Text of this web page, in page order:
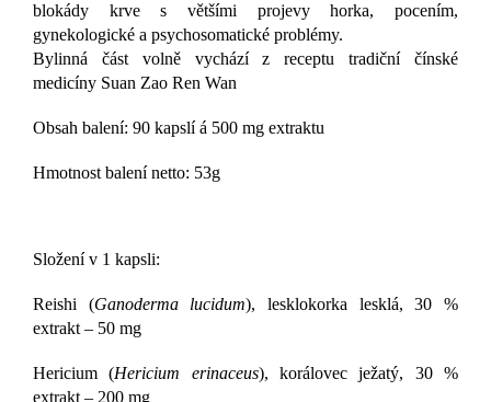
blokády krve s většími projevy horka, pocením,
gynekologické a psychosomatické problémy.
Bylinná část volně vychází z receptu tradiční čínské
medicíny Suan Zao Ren Wan
Obsah balení: 90 kapslí á 500 mg extraktu
Hmotnost balení netto: 53g
Složení v 1 kapsli:
Reishi (Ganoderma lucidum), lesklokorka lesklá, 30 %
extrakt – 50 mg
Hericium (Hericium erinaceus), korálovec ježatý, 30 %
extrakt – 200 mg